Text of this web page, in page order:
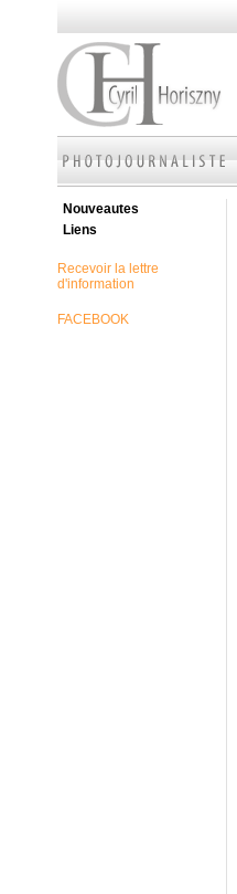
Nouveautes
Liens
Recevoir la lettre
d'information
FACEBOOK